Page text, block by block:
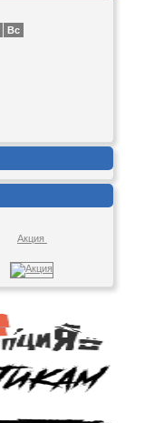
Вс
Акция